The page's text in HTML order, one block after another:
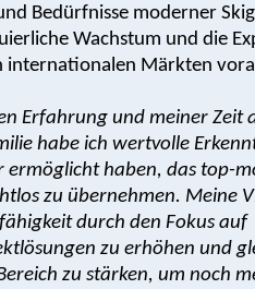
Bedürfnisse moderner
Wachstum und die
internationalen Märkten
Erfahrung und meiner Zeit
habe ich wertvolle
ermöglicht haben, das top-
zu übernehmen. Meine
durch den Fokus auf
zu erhöhen und
zu stärken, um noch